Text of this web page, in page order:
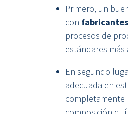
Primero, un
con
procesos de
estándares
En segundo
adecuada en
completamente
composición